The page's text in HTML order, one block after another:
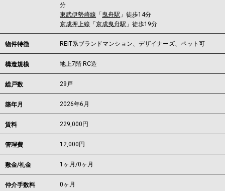
分
東武伊勢崎線 「 曳舟駅 」徒歩14分
京成押上線 「京成曳舟駅 」徒歩19分
物件特徴 REIT系ブランドマンション、デザイナーズ、ペット可
構造規模 地上7階 RC造
総戸数 29戸
築年月 2026年6月
賃料 229,000 円
管理費 12,000円
敷金/礼金 1ヶ月/0ヶ月
仲介手数料 0ヶ月